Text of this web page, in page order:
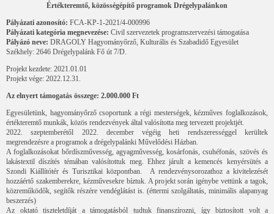
Értékteremtő, közösségépítő programok Drégelypalánkon
Pályázati azonosító: FCA-KP-1-2021/4-000996
Pályázati kategória megnevezése: Civil szervezetek programszervezési támogatása
Pályázó neve: DRAGOLY Hagyományőrző, Kulturális és Szabadidő Egyesület
Székhely: 2646 Drégelypalánk Fő út 7/D.
Projekt kezdete: 2021.01.01
Projekt vége: 2022.12.31.
Az elnyert támogatás összege: 2.000.000 Ft
Egyesületünk, hagyományőrző csoportunk a régi mesterségek, kézműves foglalkozások,
értékteremtő munkák, közös rendezvények által valósította meg tervezett projektjét.
2022. szeptemberétől 2022. december végéig heti rendszerességgel kerültek
megrendezésre a programok a drégelypalánki Művelődési Házban.
A foglalkozásokat bőrdíszművesség, agyagművesség, kosárfonás, csuhéfonás, szövés és
lakástextil díszítés témában valósítottuk meg. Ehhez járult a kemencés kenyérsütés a
Szondi Kiállítótér és Turisztikai központban. A rendezvénysorozathoz a kivitelezését
hozzáértő szakemberekre, kézművesekre bíztuk. A projekt során igénybe vettünk a tagok,
közreműködők, segítők részére vendéglátást is. (éttermi szolgáltatás, minimális alapanyag
beszerzés)
Az oktató tiszteletdíját a támogatásból tudtuk finanszírozni, így biztosított volt a